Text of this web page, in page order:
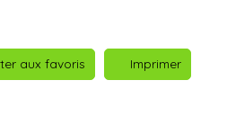
aux favoris Imprimer